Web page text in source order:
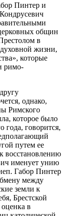
Пинтер и
общин
в
жизни,
которые
римо-
однако,
Римского
которое было
года, говорится,
путем ее
восстановлению
именует унию
Габор Пинтер
между
земли к
Брестской
в